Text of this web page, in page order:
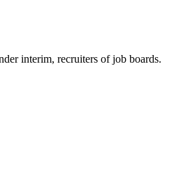
interim, recruiters of job boards.